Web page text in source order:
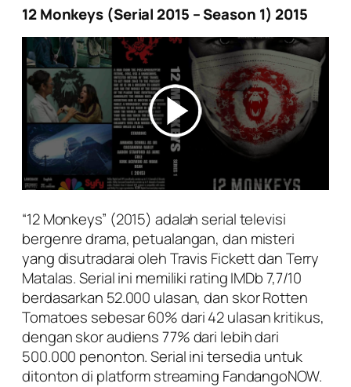
12 Monkeys (Serial 2015 – Season 1) 2015
“12 Monkeys” (2015) adalah serial televisi
bergenre drama, petualangan, dan misteri
yang disutradarai oleh Travis Fickett dan Terry
Matalas. Serial ini memiliki rating IMDb 7,7/10
berdasarkan 52.000 ulasan, dan skor Rotten
Tomatoes sebesar 60% dari 42 ulasan kritikus,
dengan skor audiens 77% dari lebih dari
500.000 penonton. Serial ini tersedia untuk
ditonton di platform streaming FandangoNOW.